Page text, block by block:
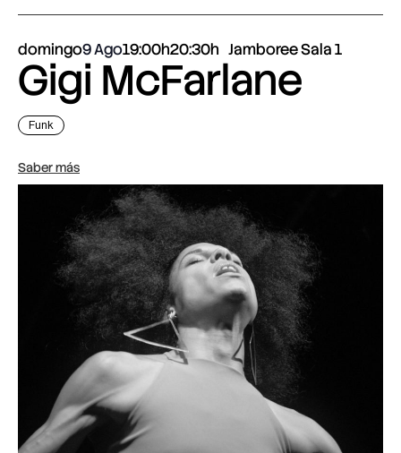
domingo9 Ago19:00h20:30h Jamboree Sala 1
Gigi McFarlane
Funk
Saber más